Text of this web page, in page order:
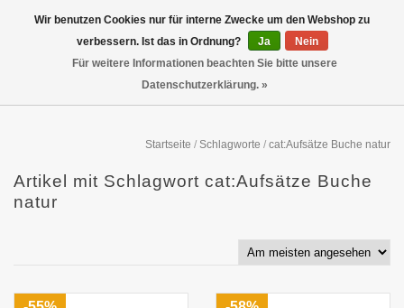
Startseite / Schlagworte / cat:Aufsätze Buche natur
Artikel mit Schlagwort cat:Aufsätze Buche
natur
Wir benutzen Cookies nur für interne Zwecke um den Webshop zu
verbessern. Ist das in Ordnung?
Ja
Nein
Für weitere Informationen beachten Sie bitte unsere
Datenschutzerklärung. »